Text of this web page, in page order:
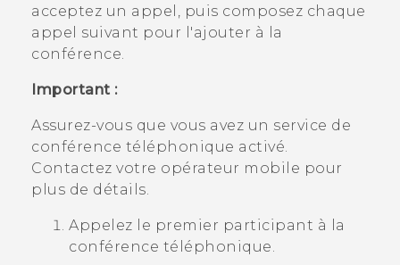
acceptez un appel, puis composez chaque
appel suivant pour l'ajouter à la
conférence.
Important :
Assurez-vous que vous avez un service de
conférence téléphonique activé.
Contactez votre opérateur mobile pour
plus de détails.
Appelez le premier participant à la
conférence téléphonique.